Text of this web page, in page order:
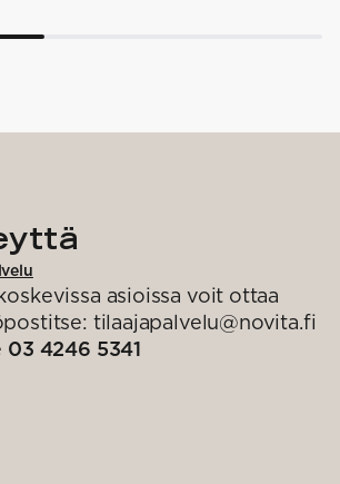
asioissa voit ottaa
tilaajapalvelu@novita.fi
03 4246 5341